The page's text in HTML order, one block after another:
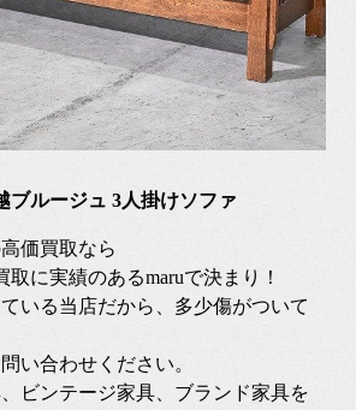
ブルージュ 3人掛けソファ
価買取なら
に実績のあるmaruで決まり！
いる当店だから、多少傷がついて
い合わせください。
ビンテージ家具、ブランド家具を